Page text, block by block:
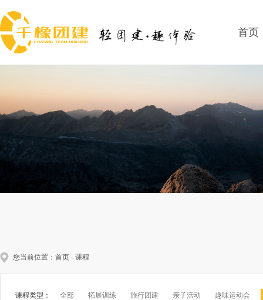
首页
您当前位置： 首页 - 课程
课程类型： 全部 拓展训练 旅行团建 亲子活动 趣味运动会